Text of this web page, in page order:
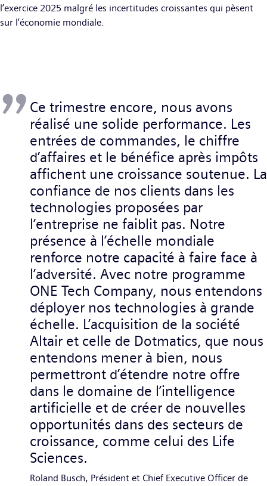
l’exercice 2025 malgré les incertitudes croissantes qui pèsent
sur l’économie mondiale.
Ce trimestre encore, nous avons
réalisé une solide performance. Les
entrées de commandes, le chiffre
d’affaires et le bénéfice après impôts
affichent une croissance soutenue. La
confiance de nos clients dans les
technologies proposées par
l’entreprise ne faiblit pas. Notre
présence à l’échelle mondiale
renforce notre capacité à faire face à
l’adversité. Avec notre programme
ONE Tech Company, nous entendons
déployer nos technologies à grande
échelle. L’acquisition de la société
Altair et celle de Dotmatics, que nous
entendons mener à bien, nous
permettront d’étendre notre offre
dans le domaine de l’intelligence
artificielle et de créer de nouvelles
opportunités dans des secteurs de
croissance, comme celui des Life
Sciences.
Roland Busch, Président et Chief Executive Officer de